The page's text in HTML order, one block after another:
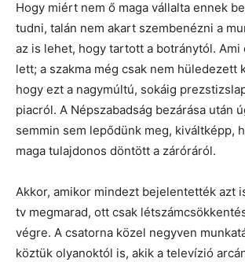
Hogy miért nem ő maga vállalta ennek
tudni, talán nem akart szembenézni a
az is lehet, hogy tartott a botránytól. Ami
lett; a szakma még csak nem hüledezett
hogy ezt a nagymúltú, sokáig
piacról. A Népszabadság bezárása után
semmin sem lepődünk meg, kiváltképp,
maga tulajdonos döntött a záróráról.
Akkor, amikor mindezt bejelentették azt
tv megmarad, ott csak
végre. A csatorna közel negyven
köztük olyanoktól is, akik a televízió